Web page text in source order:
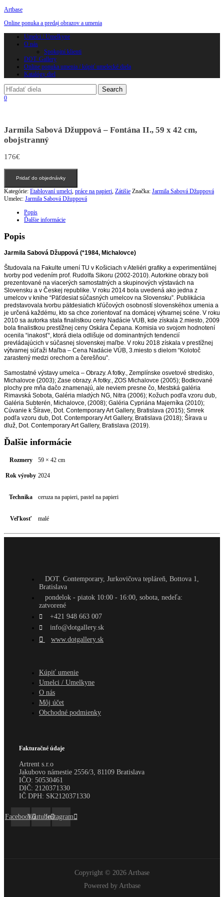
Artbase
Online ponuka a predaj obrazov a umenia
Toggle
navigation
Umelci / Umelkyne
O nás
Spokojní klienti
DOT. Gallery
Online ponuka umenia / kúpiť umelecké diela
Katalógy diel
0
Jarmila Sabová Džuppová – Fontána II., 59 x 42 cm,
obojstranný
176€
množstvo
Jarmila
Sabová
Džuppová
-
x
42
obojstranný
Pridať do objednávky
Kategórie: Etablovaní umelci, práce na papieri, Zátišie Značka: Jarmila Sabová Džuppová
Umelec: Jarmila Sabová Džuppová
Popis
Ďalšie informácie
Popis
Jarmila Sabová Džuppová (*1984, Michalovce)
Študovala na Fakulte umení TU v Košiciach v Ateliéri grafiky a experimentálnej
tvorby pod vedením prof. Rudolfa Sikoru (2002-2010). Autorkine obrazy boli
prezentované na viacerých samostatných a skupinových výstavách na
Slovensku a v Českej republike. V roku 2014 bola uvedená ako jedna z
umelcov v knihe “Päťdesiat súčasných umelcov na Slovensku”. Publikácia
predstavovala tvorbu pätdesiatich kľúčových osobností slovenskéhox umenia a
je určená každému, kto sa chce zorientovať na domácej výtvarnej scéne. V roku
2010 sa autorka stala finalistkou ceny Nadácie VUB, kde získala 2.miesto, 2009
bola finalistkou prestížnej ceny Oskára Čepana. Komisia vo svojom hodnotení
ocenila “inakosť“, ktorá diela odlišuje od dominantných tendencií
prevládajúcich v súčasnej slovenskej maľbe. V roku 2018 získala v prestížnej
výtvarnej súťaži Maľba – Cena Nadácie VÚB, 3.miesto s dielom “Kolotoč
zarastený medzi orechom a čerešňou”.
Samostatné výstavy umelca – Obrazy. A fotky., Zemplínske osvetové stredisko,
Michalovce (2003); Zase obrazy. A fotky., ZOS Michalovce (2005); Bodkované
plochy pre mňa dačo znamenajú, ale neviem presne čo, Mestská galéria
Rimavská Sobota, Galéria mladých NG, Nitra (2006); Kožuch podľa vzoru dub,
Galéria Subterén, Michalovce, (2008); Galéria Cypriána Majerníka (2010);
Cúvanie k Šírave, Dot. Contemporary Art Gallery, Bratislava (2015); Smrek
podľa vzoru dub, Dot. Contemporary Art Gallery, Bratislava (2018); Šírava u
dluž, Dot. Contemporary Art Gallery, Bratislava (2019).
Ďalšie informácie
Rozmery 59 × 42 cm
Rok výroby 2024
Technika ceruza na papieri, pastel na papieri
Veľkosť malé
DOT. Contemporary, Jurkovičova tepláreň, Bottova 1,
Bratislava
pondelok - piatok 10:00 - 16:00, sobota, nedeľa:
zatvorené
+421 948 663 007
info@dotgallery.sk
www.dotgallery.sk
Kúpiť umenie
Umelci / Umelkyne
O nás
Môj účet
Obchodné podmienky
Fakturačné údaje
Artrent s.r.o
Jakubovo námestie 2556/3, 81109 Bratislava
IČO: 50530461
DIČ: 2120371330
IČ DPH: SK2120371330
FacebookYoutubeInstagram
Copyright © 2026 Artbase
Powered by Artbase